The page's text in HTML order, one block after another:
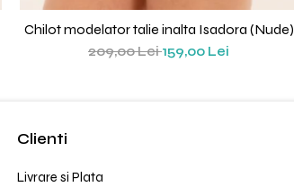
Chilot modelator talie inalta Isadora (Nude)
209,00 Lei159,00 Lei
Clienti
Livrare si Plata